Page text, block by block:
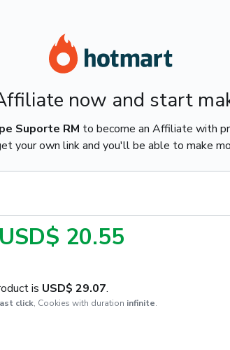
now and start
Suporte RM to become an Affiliate with
your own link and you'll be able to make
USD$ 20.55
is USD$ 29.07.
click, Cookies with duration infinite.